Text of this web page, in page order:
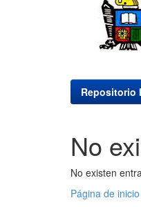
Repositorio
No
No existen
Página de inicio